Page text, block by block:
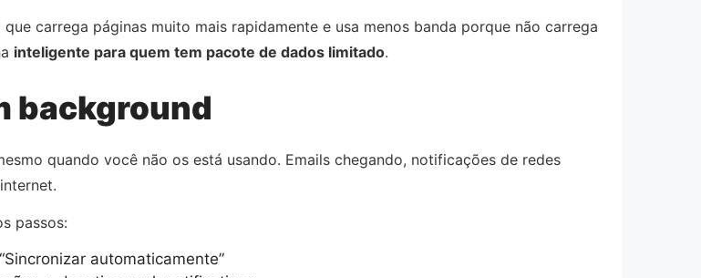
carrega páginas muito mais rapidamente e usa menos banda porque não carrega
inteligente para quem tem pacote de dados limitado.
background
quando você não os está usando. Emails chegando, notificações de redes
passos:
automaticamente”